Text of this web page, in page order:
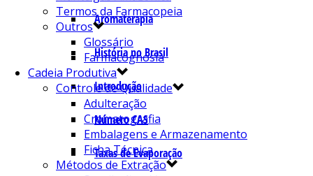
Aromaterapia
História no Brasil
Introdução
Número CAS
Taxas de Evaporação
Termos da Farmacopeia
Outros
Glossário
Farmacognosia
Cadeia Produtiva
Controle de Qualidade
Adulteração
Cromatografia
Embalagens e Armazenamento
Ficha Técnica
Métodos de Extração